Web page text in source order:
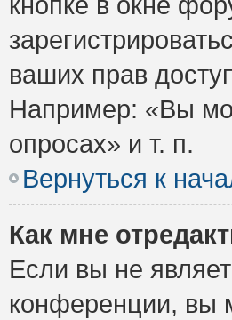
ваших прав
Например: «Вы
опросах» и т. п.
Вернуться к
Как мне
Если вы не
конференции, вы